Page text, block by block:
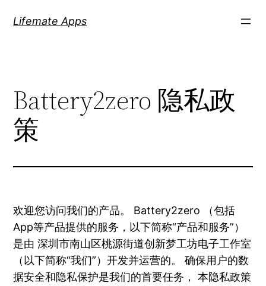
Lifemate Apps
Battery2zero 隐私政
策
欢迎您访问我们的产品。 Battery2zero （包括
App等产品提供的服务，以下简称“产品和服务”）
是由 深圳市南山区桃源街道创新梦工坊电子工作室
（以下简称“我们”）开发并运营的。 确保用户的数
据安全和隐私保护是我们的首要任务， 本隐私政策